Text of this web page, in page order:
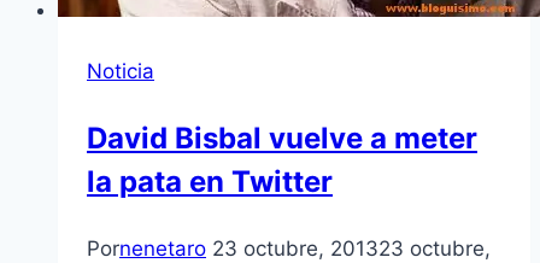
Noticia
David Bisbal vuelve a meter
la pata en Twitter
Pornenetaro 23 octubre, 201323 octubre,